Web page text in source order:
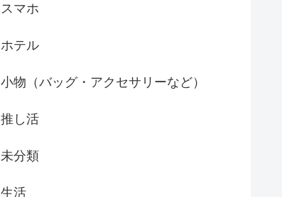
スマホ
ホテル
小物（バッグ・アクセサリーなど）
推し活
未分類
生活